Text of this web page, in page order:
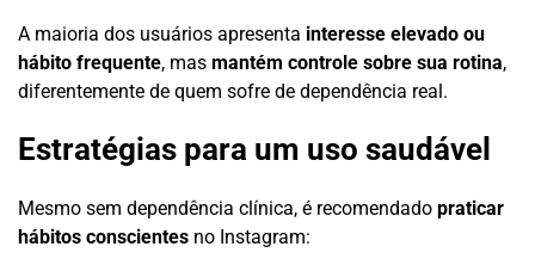
A maioria dos usuários apresenta interesse elevado ou
hábito frequente, mas mantém controle sobre sua rotina,
diferentemente de quem sofre de dependência real.
Estratégias para um uso saudável
Mesmo sem dependência clínica, é recomendado praticar
hábitos conscientes no Instagram: